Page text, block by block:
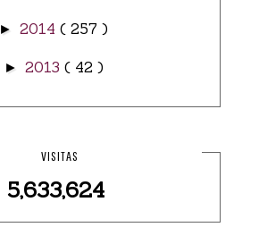
► 2014 ( 257 )
► 2013 ( 42 )
VISITAS
5,633,624